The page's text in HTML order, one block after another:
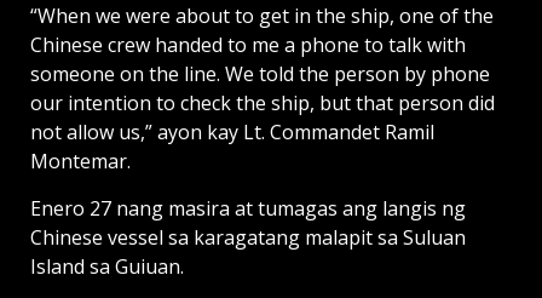
“When we were about to get in the ship, one of the
Chinese crew handed to me a phone to talk with
someone on the line. We told the person by phone
our intention to check the ship, but that person did
not allow us,” ayon kay Lt. Commandet Ramil
Montemar.
Enero 27 nang masira at tumagas ang langis ng
Chinese vessel sa karagatang malapit sa Suluan
Island sa Guiuan.